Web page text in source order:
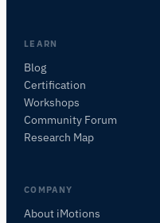
LEARN
Blog
Certification
Workshops
Community Forum
Research Map
COMPANY
About iMotions
この記事について質問
この記事を要約
これをどう応用できますか？